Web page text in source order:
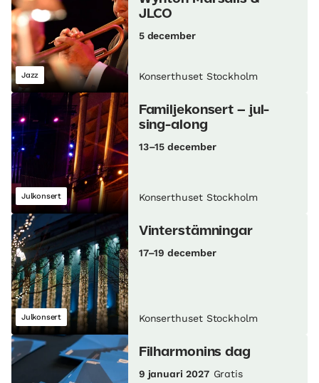
Jazz
JLCO
5 december
Konserthuset Stockholm
Julkonsert
Familjekonsert – jul-
sing-along
13–15 december
Konserthuset Stockholm
Julkonsert
Vinterstämningar
17–19 december
Konserthuset Stockholm
Filharmonins dag
9 januari 2027 Gratis